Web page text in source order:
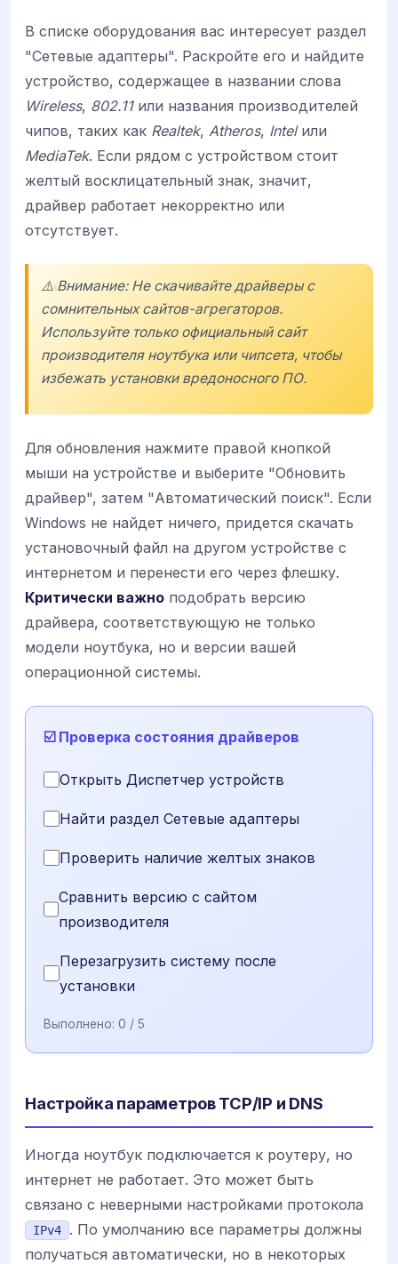
В списке оборудования вас интересует раздел
"Сетевые адаптеры". Раскройте его и найдите
устройство, содержащее в названии слова
Wireless, 802.11или названия производителей
чипов, таких как Realtek, Atheros, Intelили
MediaTek. Если рядом с устройством стоит
желтый восклицательный знак, значит,
драйвер работает некорректно или
отсутствует.
⚠️ Внимание: Не скачивайте драйверы с
сомнительных сайтов-агрегаторов.
Используйте только официальный сайт
производителя ноутбука или чипсета, чтобы
избежать установки вредоносного ПО.
Для обновления нажмите правой кнопкой
мыши на устройстве и выберите "Обновить
драйвер", затем "Автоматический поиск". Если
Windows не найдет ничего, придется скачать
установочный файл на другом устройстве с
интернетом и перенести его через флешку.
Критически важно подобрать версию
драйвера, соответствующую не только
модели ноутбука, но и версии вашей
операционной системы.
☑️ Проверка состояния драйверов
Открыть Диспетчер устройств
Найти раздел Сетевые адаптеры
Проверить наличие желтых знаков
Сравнить версию с сайтом
производителя
Перезагрузить систему после
установки
Выполнено: 0 / 5
Настройка параметров TCP/IP и DNS
Иногда ноутбук подключается к роутеру, но
интернет не работает. Это может быть
связано с неверными настройками протокола
IPv4
. По умолчанию все параметры должны
получаться автоматически, но в некоторых